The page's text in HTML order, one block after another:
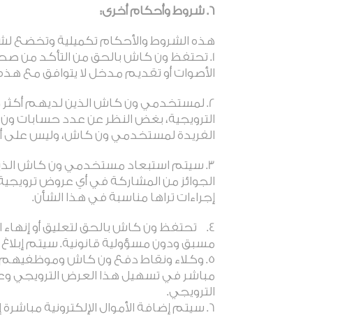
6. شروط وأحكام أخرى:
هذه الشروط والأحكام تكميلية وتخضع
1. تحتفظ ون كاش بالحق من التأكد من
الأصوات أو تقديم مدخل لا يتوافق مع
الترويجية، بغض النظر عن عدد حسابات
الفريدة لمستخدمي ون كاش، وليس
3. سيتم استبعاد مستخدمي ون كاش
الجوائز من المشاركة في أي عروض
إجراءات تراها مناسبة في هذا الشأن.
4. تحتفظ ون كاش بالحق لتعليق أو
مسبق ودون مسؤولية قانونية. سيتم
5. وكلاء ونقاط دفع ون كاش
مباشر في تسهيل هذا العرض الترويجي
الترويجي.
6. سيتم إضافة الأموال الإلكترونية مباشرة إلى محافظ ون كاش الخاصة بالمستخدمين المستهدفين.